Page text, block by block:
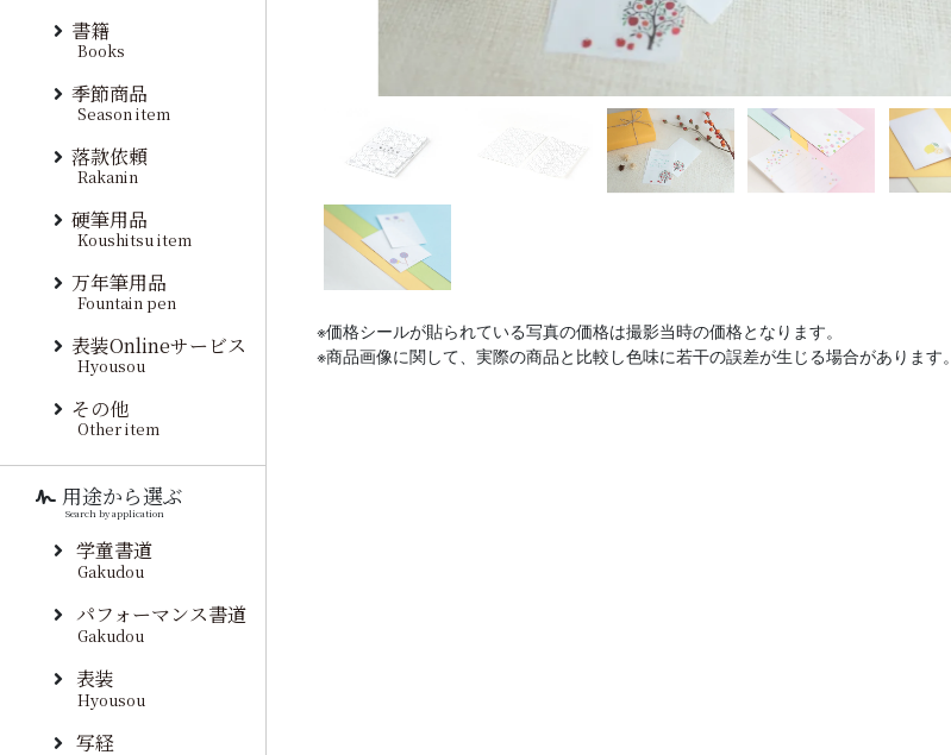
※価格シールが貼られている写真の価格は撮影当時の価格となります。
※商品画像に関して、実際の商品と比較し色味に若干の誤差が生じる場合があります。
書籍
Books
季節商品
Season item
落款依頼
Rakanin
硬筆用品
Koushitsu item
万年筆用品
Fountain pen
表装Onlineサービス
Hyousou
その他
Other item
用途から選ぶ
Search by application
学童書道
Gakudou
パフォーマンス書道
Gakudou
表装
Hyousou
写経